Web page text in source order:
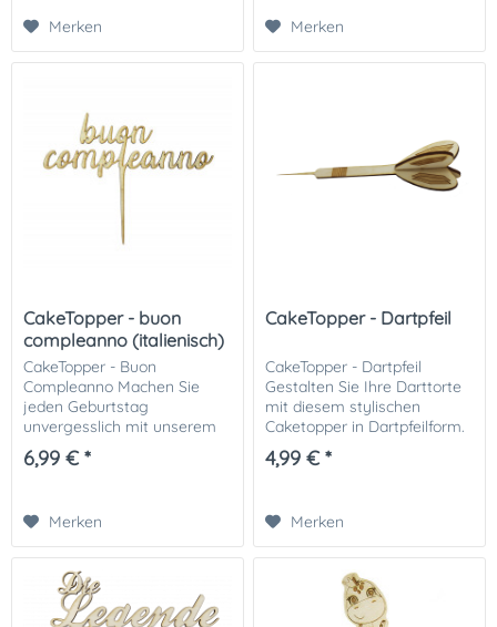
zaubert...
Merken
Party...Merken
CakeTopper - buon
compleanno (italienisch)
CakeTopper - Buon
Compleanno Machen Sie
jeden Geburtstag
unvergesslich mit unserem
Cake Topper. Der Schriftzug "
buon compleanno" aus Holz
6,99 € *
Merken
CakeTopper - Dartpfeil
CakeTopper - Dartpfeil
Gestalten Sie Ihre Darttorte
mit diesem stylischen
Caketopper in Dartpfeilform.
Der Caketopper ist aus 3mm
starkem Holz. Material: Holz
4,99 € *
Merken